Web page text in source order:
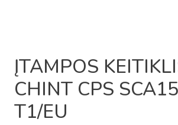
ĮTAMPOS
CHINT CPS
T1/EU